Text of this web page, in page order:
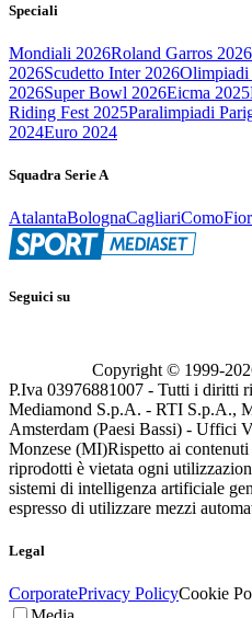
Speciali
Mondiali 2026Roland Garros 2026
2026Scudetto Inter 2026Olimpiadi
2026Super Bowl 2026Eicma 2025
Riding Fest 2025Paralimpiadi
2024Euro 2024
Squadra Serie A
AtalantaBolognaCagliariComo
Seguici su
Copyright © 1999-
P.Iva 03976881007 - Tutti i diritti
Mediamond S.p.A. - RTI S.p.A.,
Amsterdam (Paesi Bassi) - Uffici
Monzese (MI)Rispetto ai
riprodotti è vietata ogni
sistemi di intelligenza artificiale
espresso di utilizzare mezzi
Legal
CorporatePrivacy PolicyCookie